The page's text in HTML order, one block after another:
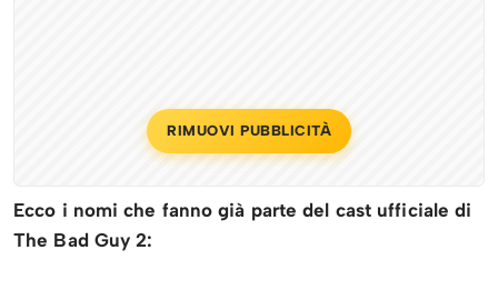
RIMUOVI PUBBLICITÀ
Ecco i nomi che fanno già parte del cast ufficiale di
The Bad Guy 2: